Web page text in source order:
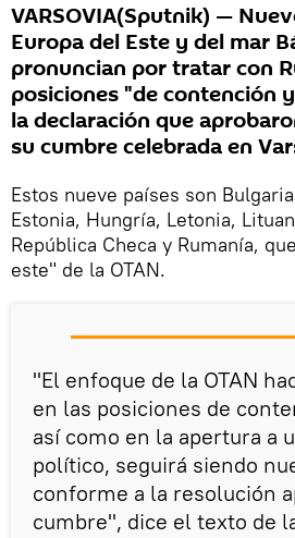
VARSOVIA(Sputnik) —
Europa del Este y del mar
pronuncian por tratar con
posiciones "de contención
la declaración que
su cumbre celebrada en
Estos nueve países son
Estonia, Hungría, Letonia,
República Checa y Rumanía,
este" de la OTAN.
"El enfoque de la OTAN
en las posiciones de
así como en la apertura a
político, seguirá siendo
conforme a la resolución
cumbre", dice el texto de